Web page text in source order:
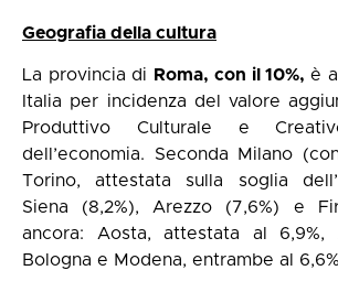
Geografia della cultura
La provincia di Roma, con il 10%,è
Italia per incidenza del valore
Produttivo Culturale e
dell’economia. Seconda Milano
Torino, attestata sulla soglia
Siena (8,2%), Arezzo (7,6%) e
ancora: Aosta, attestata al 6,9%,
Bologna e Modena, entrambe al